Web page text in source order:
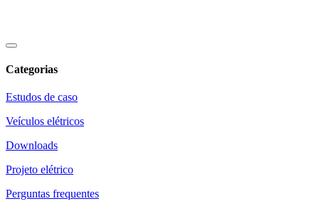
Categorias
Estudos de caso
Veículos elétricos
Downloads
Projeto elétrico
Perguntas frequentes